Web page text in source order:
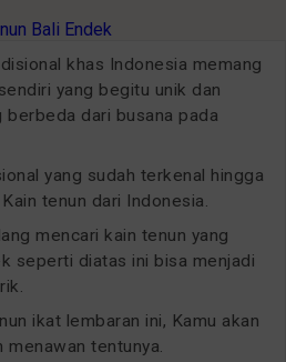
khas Indonesia memang
yang begitu unik dan
berbeda dari busana pada
yang sudah terkenal hingga
tenun dari Indonesia.
mencari kain tenun yang
seperti diatas ini bisa menjadi
ikat lembaran ini, Kamu akan
tentunya.